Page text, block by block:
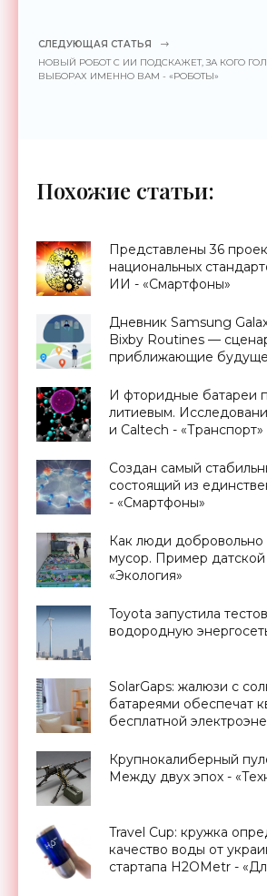
СЛЕДУЮЩАЯ СТАТЬЯ
НОВЫЙ РОБОТ С ИИ ПОДСКАЖЕТ, ЗА КОГО
ВЫБОРАХ ИМЕННО ВАМ - «РОБОТЫ»
Похожие статьи:
Представлены 36
национальных
ИИ - «Смартфоны»
Дневник Samsung
Bixby Routines —
приближающие
И фторидные батареи
литиевым.
и Caltech - «Транспорт»
Создан самый
состоящий из
- «Смартфоны»
Как люди добровольно
мусор. Пример
«Экология»
Toyota запустила
водородную
SolarGaps: жалюзи с
батареями обеспечат
бесплатной
Крупнокалиберный
Между двух эпох -
Travel Cup: кружка
качество воды от
стартапа H2OMetr -